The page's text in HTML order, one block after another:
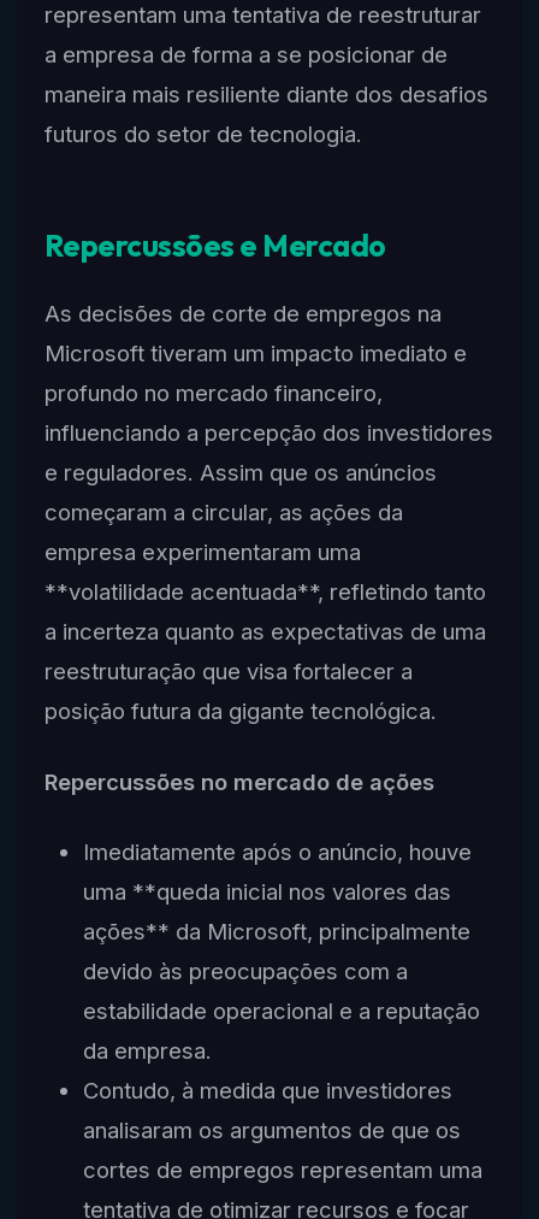
representam uma tentativa de reestruturar
a empresa de forma a se posicionar de
maneira mais resiliente diante dos desafios
futuros do setor de tecnologia.
Repercussões e Mercado
As decisões de corte de empregos na
Microsoft tiveram um impacto imediato e
profundo no mercado financeiro,
influenciando a percepção dos investidores
e reguladores. Assim que os anúncios
começaram a circular, as ações da
empresa experimentaram uma
**volatilidade acentuada**, refletindo tanto
a incerteza quanto as expectativas de uma
reestruturação que visa fortalecer a
posição futura da gigante tecnológica.
Repercussões no mercado de ações
Imediatamente após o anúncio, houve
uma **queda inicial nos valores das
ações** da Microsoft, principalmente
devido às preocupações com a
estabilidade operacional e a reputação
da empresa.
Contudo, à medida que investidores
analisaram os argumentos de que os
cortes de empregos representam uma
tentativa de otimizar recursos e focar